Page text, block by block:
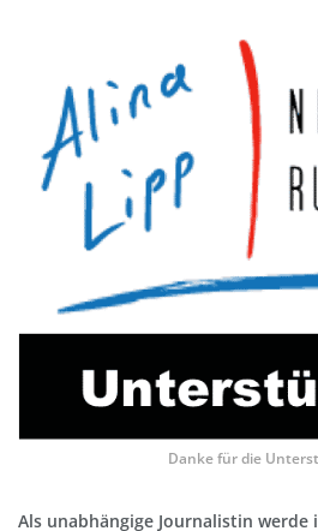
Danke für die
Als unabhängige Journalistin